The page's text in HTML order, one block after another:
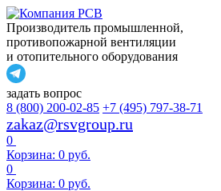
Производитель промышленной,
противопожарной вентиляции
и отопительного оборудования
задать вопрос
8 (800) 200-02-85 +7 (495) 797-38-71
zakaz@rsvgroup.ru
0
Корзина: 0 руб.
0
Корзина: 0 руб.